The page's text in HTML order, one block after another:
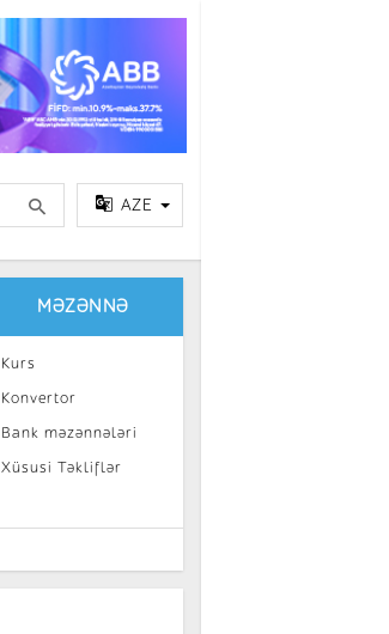
AZE
MƏZƏNNƏ
Kurs
Konvertor
Bank məzənnələri
Xüsusi Təkliflər